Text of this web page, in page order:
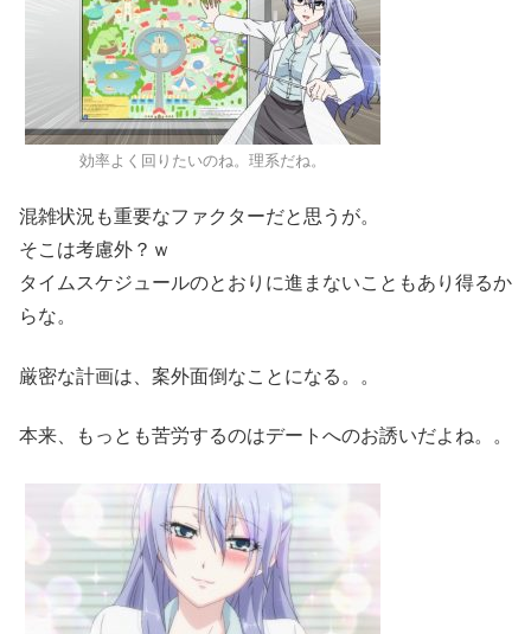
効率よく回りたいのね。理系だね。
混雑状況も重要なファクターだと思うが。
そこは考慮外？ｗ
タイムスケジュールのとおりに進まないこともあり得るか
らな。
厳密な計画は、案外面倒なことになる。。
本来、もっとも苦労するのはデートへのお誘いだよね。。